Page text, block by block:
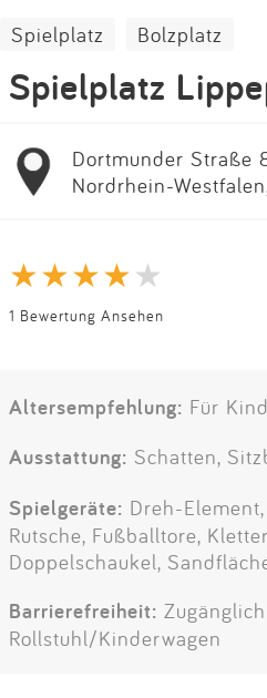
Spielplatz Bolzplatz
Spielplatz
Dortmunder Straße
Nordrhein-
1 Bewertung Ansehen
Altersempfehlung: Für
Ausstattung: Schatten,
Spielgeräte: Dreh-
Rutsche, Fußballtore,
Doppelschaukel,
Barrierefreiheit:
Rollstuhl/Kinderwagen